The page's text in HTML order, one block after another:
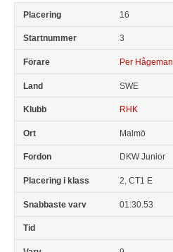
16
3
Per Hågeman
SWE
RHK
Malmö
DKW Junior
2, CT1 E
01:30.53